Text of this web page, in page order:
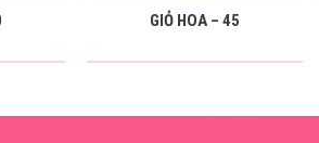
GIỎ HOA – 45